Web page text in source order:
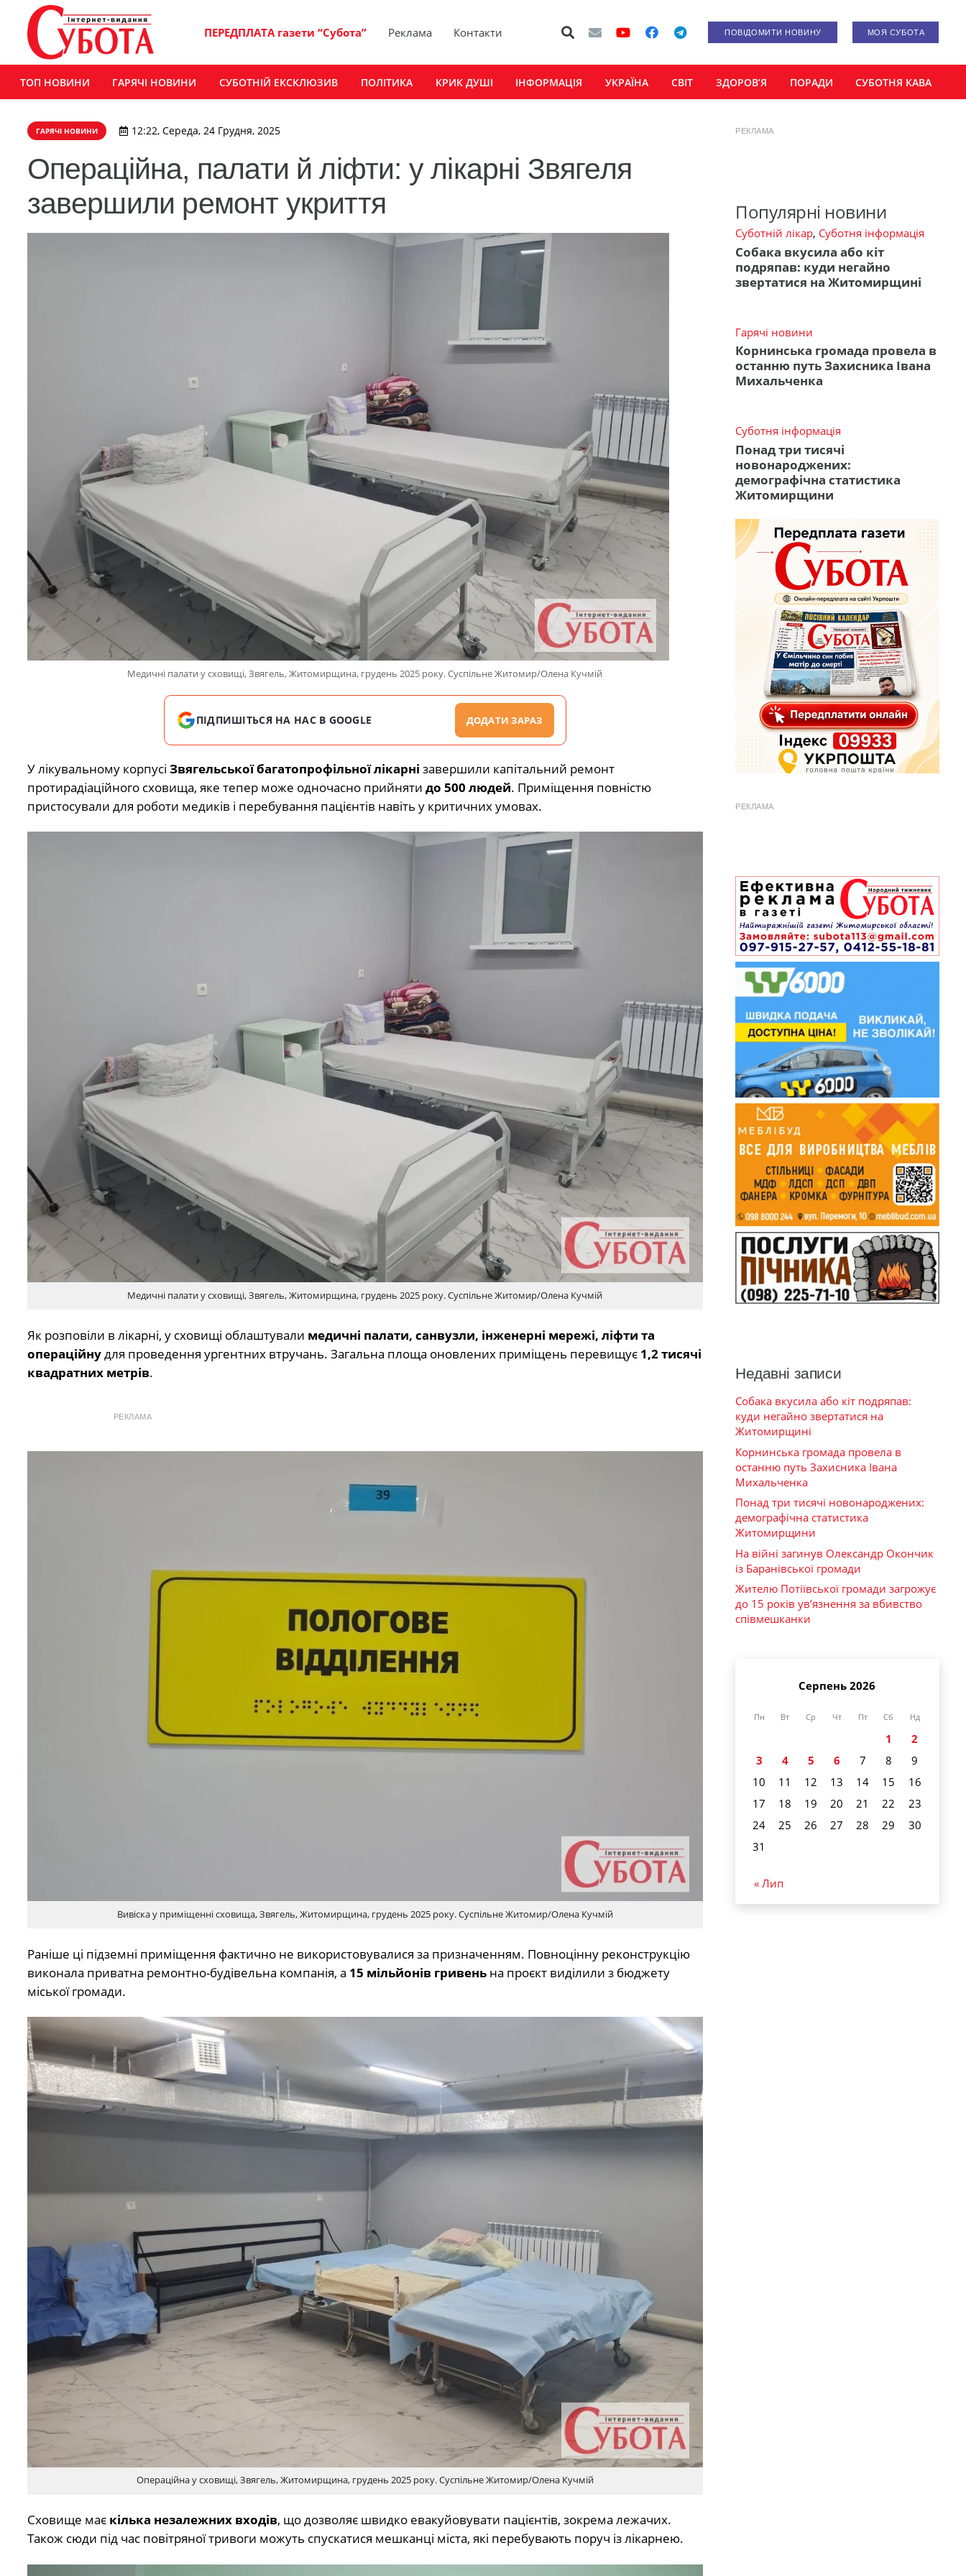
ПЕРЕДПЛАТА газети “Субота” Реклама Контакти ПОВІДОМИТИ НОВИНУ МОЯ СУБОТА
ТОП НОВИНИ ГАРЯЧІ НОВИНИ СУБОТНІЙ ЕКСКЛЮЗИВ ПОЛІТИКА КРИК ДУШІ ІНФОРМАЦІЯ УКРАЇНА СВІТ ЗДОРОВ’Я ПОРАДИ СУБОТНЯ КАВА
ГАРЯЧІ НОВИНИ 12:22, Середа, 24 Грудня, 2025
Операційна, палати й ліфти: у лікарні Звягеля
завершили ремонт укриття
Медичні палати у сховищі, Звягель, Житомирщина, грудень 2025 року. Суспільне Житомир/Олена Кучмій
ПІДПИШІТЬСЯ НА НАС В GOOGLE ДОДАТИ ЗАРАЗ
У лікувальному корпусі Звягельської багатопрофільної лікарні завершили капітальний ремонт
протирадіаційного сховища, яке тепер може одночасно прийняти до 500 людей. Приміщення повністю
пристосували для роботи медиків і перебування пацієнтів навіть у критичних умовах.
Медичні палати у сховищі, Звягель, Житомирщина, грудень 2025 року. Суспільне Житомир/Олена Кучмій
Як розповіли в лікарні, у сховищі облаштували медичні палати, санвузли, інженерні мережі, ліфти та
операційнудля проведення ургентних втручань. Загальна площа оновлених приміщень перевищує 1,2 тисячі
квадратних метрів.
РЕКЛАМА
Вивіска у приміщенні сховища, Звягель, Житомирщина, грудень 2025 року. Суспільне Житомир/Олена Кучмій
Раніше ці підземні приміщення фактично не використовувалися за призначенням. Повноцінну реконструкцію
виконала приватна ремонтно-будівельна компанія, а 15 мільйонів гривеньна проєкт виділили з бюджету
міської громади.
Операційна у сховищі, Звягель, Житомирщина, грудень 2025 року. Суспільне Житомир/Олена Кучмій
Сховище має кілька незалежних входів, що дозволяє швидко евакуйовувати пацієнтів, зокрема лежачих.
Також сюди під час повітряної тривоги можуть спускатися мешканці міста, які перебувають поруч із лікарнею.
РЕКЛАМА
Популярні новини
Суботній лікар, Суботня інформація
Собака вкусила або кіт
подряпав: куди негайно
звертатися на Житомирщині
Гарячі новини
Корнинська громада провела в
останню путь Захисника Івана
Михальченка
Суботня інформація
Понад три тисячі
новонароджених:
демографічна статистика
Житомирщини
РЕКЛАМА
Недавні записи
Собака вкусила або кіт подряпав:
куди негайно звертатися на
Житомирщині
Корнинська громада провела в
останню путь Захисника Івана
Михальченка
Понад три тисячі новонароджених:
демографічна статистика
Житомирщини
На війні загинув Олександр Окончик
із Баранівської громади
Жителю Потіївської громади загрожує
до 15 років ув’язнення за вбивство
співмешканки
Серпень 2026
Пн Вт Ср Чт Пт Сб Нд
1
2
3
4 5 6 7 8
9
10
11 12 13 14 15
16
17
18 19 20 21 22
23
24
25 26 27 28 29
30
31
« Лип